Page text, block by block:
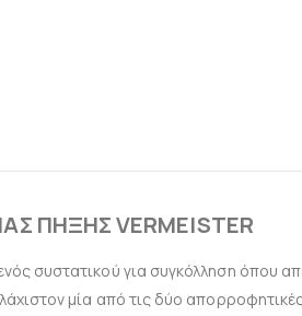
ΠΗΞΗΣ VERMEISTER
συστατικού για συγκόλληση όπου
μία από τις δύο